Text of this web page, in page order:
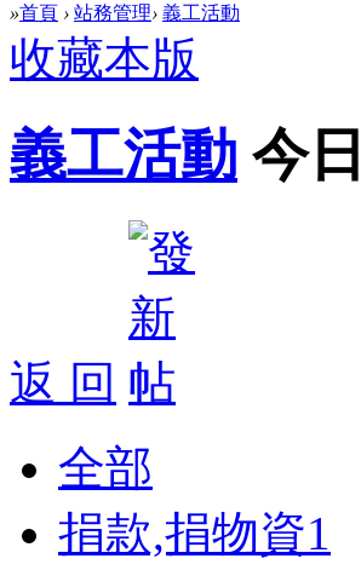
»首頁 › 站務管理› 義工活動
收藏本版
義工活動 今
返 回
全部
捐款,捐物資1